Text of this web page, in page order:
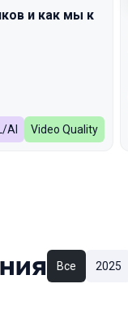
и как мы к
AI Video Quality
Все 2025